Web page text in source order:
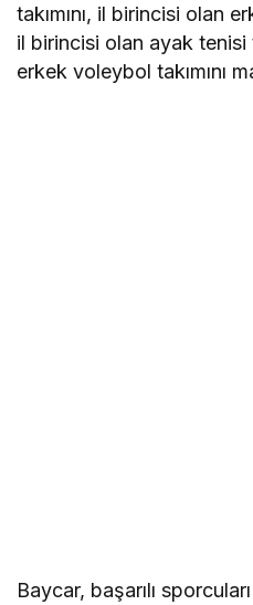
takımını, il birincisi olan
il birincisi olan ayak tenisi
erkek voleybol takımını
Baycar, başarılı